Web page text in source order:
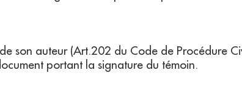
son auteur (Art.202 du Code de Procédure
portant la signature du témoin.